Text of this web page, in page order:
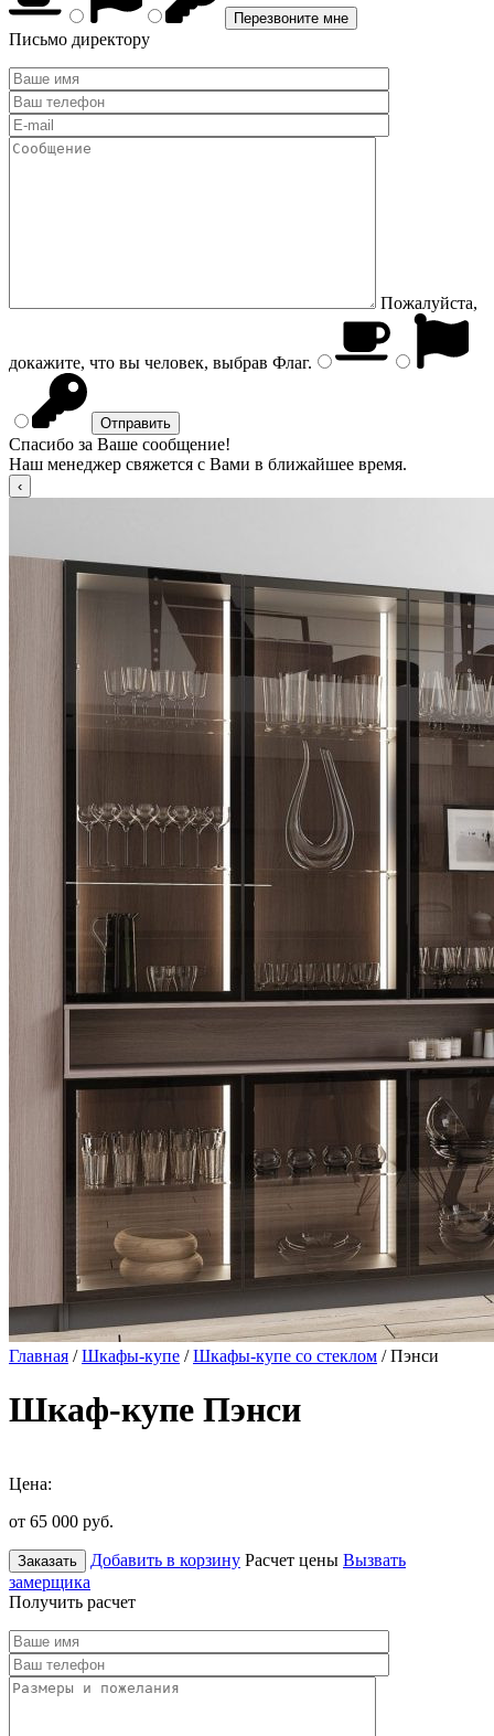
Письмо директору
Пожалуйста,
докажите, что вы человек, выбрав Флаг.
Спасибо за Ваше сообщение!
Наш менеджер свяжется с Вами в ближайшее время.
Главная /Шкафы-купе /Шкафы-купе со стеклом / Пэнси
Шкаф-купе Пэнси
Цена:
от 65 000 руб.
Заказать Добавить в корзину Расчет цены Вызвать
замерщика
Получить расчет